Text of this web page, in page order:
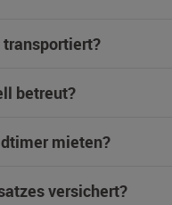
transportiert?
betreut?
mieten?
versichert?